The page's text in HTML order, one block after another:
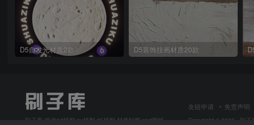
D5自发光材质2款 D5装饰挂画材质20款
刷子库-提供3d模型,su模型,d5模型,材质贴图,cad图纸,
友链申请 免责声明
Copyright © 2025 · 刷子